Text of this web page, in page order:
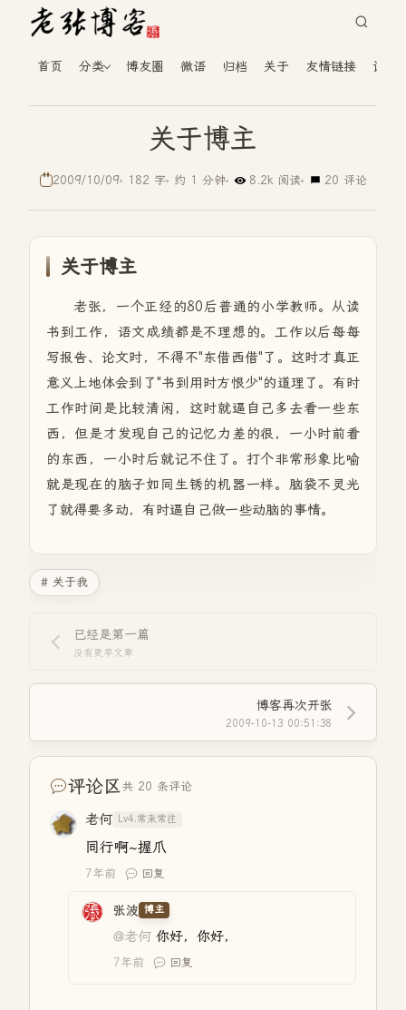
首页 分类 博友圈 微语 归档 关于 友情链接 读者
关于博主
2009/10/09 182 字 约 1 分钟 8.2k 阅读 20 评论
关于博主
老张，一个正经的80后普通的小学教师。从读
书到工作，语文成绩都是不理想的。工作以后每每
写报告、论文时，不得不"东借西借"了。这时才真正
意义上地体会到了"书到用时方恨少"的道理了。有时
工作时间是比较清闲，这时就逼自己多去看一些东
西，但是才发现自己的记忆力差的很，一小时前看
的东西，一小时后就记不住了。打个非常形象比喻
就是现在的脑子如同生锈的机器一样。脑袋不灵光
了就得要多动，有时逼自己做一些动脑的事情。
# 关于我
已经是第一篇
没有更早文章
博客再次开张
2009-10-13 00:51:38
评论区共 20 条评论
老何 Lv4.常来常往
同行啊~握爪
7年前 回复
张波 博主
@老何 你好，你好，
7年前 回复